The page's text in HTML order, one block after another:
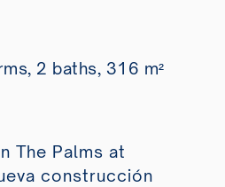
2 baths, 316 m²
The Palms at
construcción